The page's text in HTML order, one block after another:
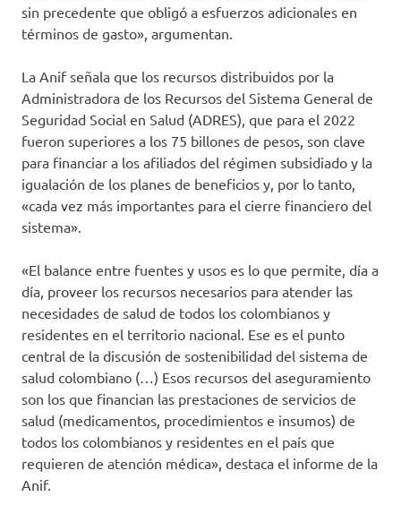
sin precedente que obligó a esfuerzos adicionales en
términos de gasto», argumentan.
La Anif señala que los recursos distribuidos por la
Administradora de los Recursos del Sistema General de
Seguridad Social en Salud (ADRES), que para el 2022
fueron superiores a los 75 billones de pesos, son clave
para financiar a los afiliados del régimen subsidiado y la
igualación de los planes de beneficios y, por lo tanto,
«cada vez más importantes para el cierre financiero del
sistema».
«El balance entre fuentes y usos es lo que permite, día a
día, proveer los recursos necesarios para atender las
necesidades de salud de todos los colombianos y
residentes en el territorio nacional. Ese es el punto
central de la discusión de sostenibilidad del sistema de
salud colombiano (…) Esos recursos del aseguramiento
son los que financian las prestaciones de servicios de
salud (medicamentos, procedimientos e insumos) de
todos los colombianos y residentes en el país que
requieren de atención médica», destaca el informe de la
Anif.